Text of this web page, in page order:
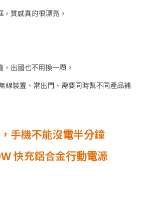
質感真的很漂亮。
出國也不用換一顆。
線裝置、常出門、需要同時幫不同產品補
手機不能沒電半分鐘
快充鋁合金行動電源